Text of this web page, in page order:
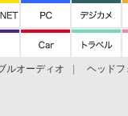
ルオーディオ ヘッドフ